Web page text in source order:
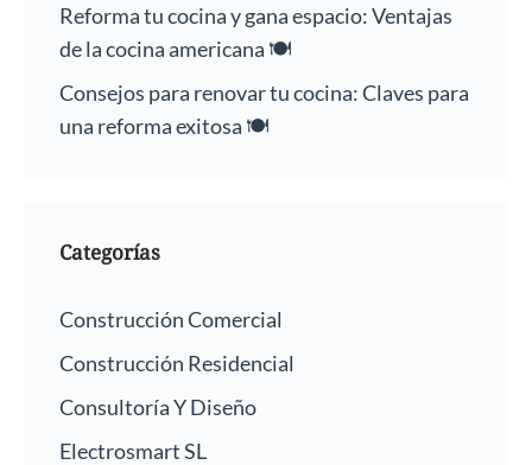
Reforma tu cocina y gana espacio: Ventajas
de la cocina americana 🍽️
Consejos para renovar tu cocina: Claves para
una reforma exitosa 🍽️
Categorías
Construcción Comercial
Construcción Residencial
Consultoría Y Diseño
Electrosmart SL